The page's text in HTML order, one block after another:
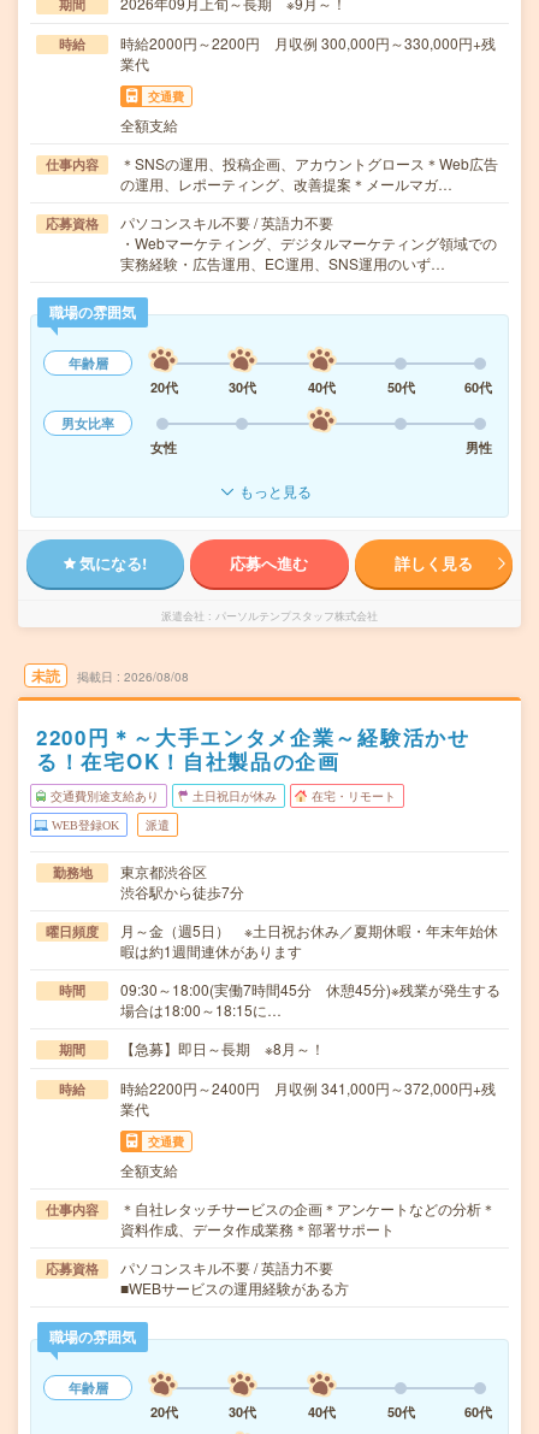
期間
時給
時給2000円～2200円 月収例 300,000円～330,000円+残
業代
交通費
全額支給
仕事内容
＊SNSの運用、投稿企画、アカウントグロース＊Web広告
の運用、レポーティング、改善提案＊メールマガ…
応募資格
パソコンスキル不要 / 英語力不要
・Webマーケティング、デジタルマーケティング領域での
実務経験・広告運用、EC運用、SNS運用のいず…
職場の雰囲気
年齢層
20代
30代 40代 50代
60代
男女比率
女性
男性
もっと見る
気になる! 応募へ進む 詳しく見る
派遣会社 パーソルテンプスタッフ株式会社
未読 掲載日 2026/08/08
2200円＊～大手エンタメ企業～経験活かせ
る！在宅OK！自社製品の企画
交通費別途支給あり 土日祝日が休み 在宅・リモート
WEB登録OK 派遣
勤務地
東京都渋谷区
渋谷駅から徒歩7分
曜日頻度
月～金（週5日） ※土日祝お休み／夏期休暇・年末年始休
暇は約1週間連休があります
時間
09:30～18:00(実働7時間45分 休憩45分)※残業が発生する
場合は18:00～18:15に…
期間 【急募】即日～長期 ※8月～！
時給
時給2200円～2400円 月収例 341,000円～372,000円+残
業代
交通費
全額支給
仕事内容
＊自社レタッチサービスの企画＊アンケートなどの分析＊
資料作成、データ作成業務＊部署サポート
応募資格
パソコンスキル不要 / 英語力不要
■WEBサービスの運用経験がある方
職場の雰囲気
年齢層
20代
30代 40代 50代
60代